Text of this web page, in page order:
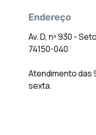
Endereço
Av. D, nº 930 -
74150-040
Atendimento das
sexta.